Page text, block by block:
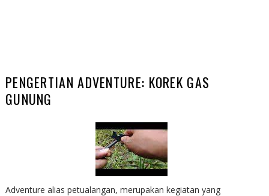
PENGERTIAN ADVENTURE: KOREK GAS
GUNUNG
Adventure alias petualangan, merupakan kegiatan yang